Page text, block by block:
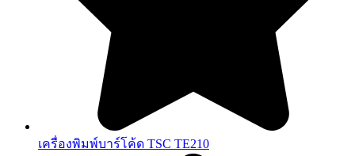
เครื่องพิมพ์บาร์โค้ด TSC TE210